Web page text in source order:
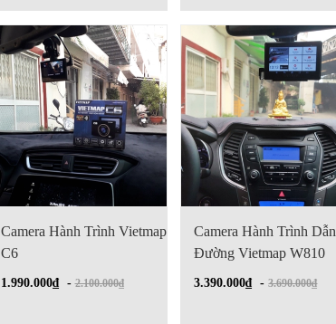
Camera Hành Trình Vietmap
C6
1.990.000₫ -2.100.000₫
Camera Hành Trình Dẫn
Đường Vietmap W810
3.390.000₫ -3.690.000₫